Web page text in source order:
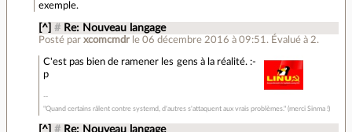
exemple.
[^] # Re: Nouveau langage
Posté par xcomcmdr le 06 décembre 2016 à 09:51 . Évalué à 2.
C'est pas bien de ramener les gens à la réalité. :-
p
"Quand certains râlent contre systemd, d'autres s'attaquent aux vrais problèmes." (merci Sinma !)
[^] # Re: Nouveau langage